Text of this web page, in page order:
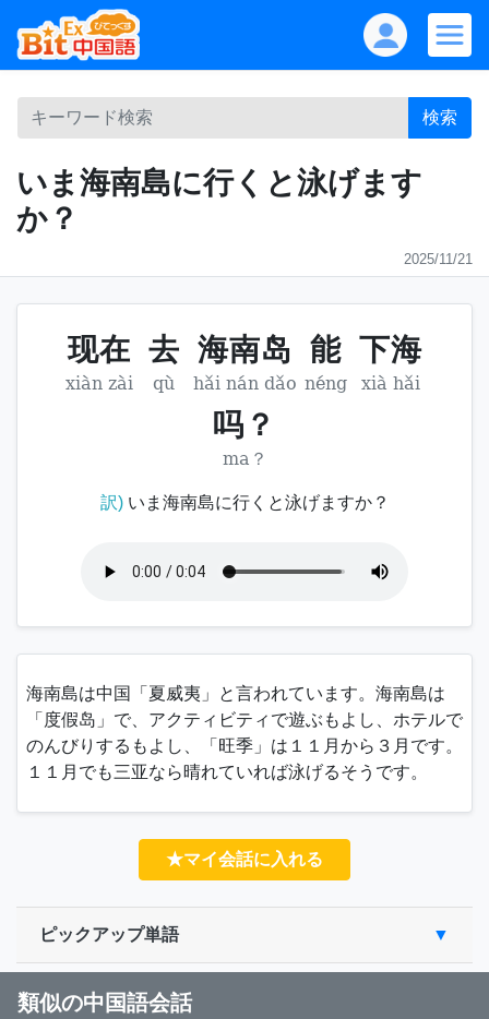
検索
いま海南島に行くと泳げます
か？
2025/11/21
现在 去 海南岛 能 下海
xiàn zài qù hǎi nán dǎo néng xià hǎi
吗？
ma？
訳)いま海南島に行くと泳げますか？
海南島は中国「 夏威夷 」と言われています。海南島は
「 度假岛 」で、アクティビティで遊ぶもよし、ホテルで
のんびりするもよし、「 旺季 」は１１月から３月です。
１１月でも三亚なら晴れていれば泳げるそうです。
★マイ会話に入れる
ピックアップ単語
類似の中国語会話